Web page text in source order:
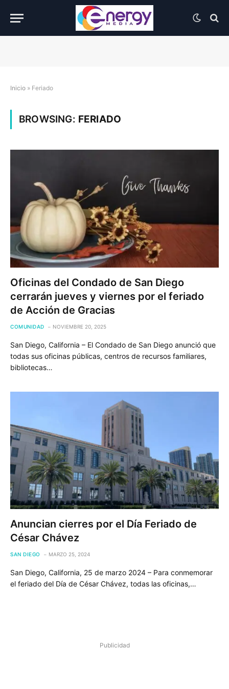
Inicio » Feriado
BROWSING: FERIADO
Oficinas del Condado de San Diego
cerrarán jueves y viernes por el feriado
de Acción de Gracias
COMUNIDAD NOVIEMBRE 20, 2025
San Diego, California – El Condado de San Diego anunció que
todas sus oficinas públicas, centros de recursos familiares,
bibliotecas…
Anuncian cierres por el Día Feriado de
César Chávez
SAN DIEGO MARZO 25, 2024
San Diego, California, 25 de marzo 2024 – Para conmemorar
el feriado del Día de César Chávez, todas las oficinas,…
Publicidad